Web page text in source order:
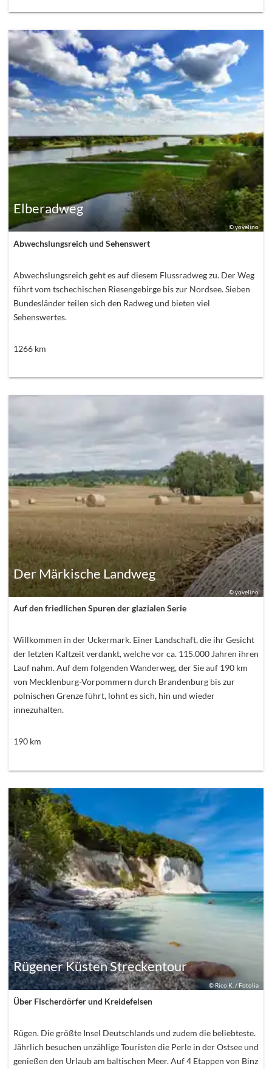
©yovelino
Elberadweg
Abwechslungsreich und Sehenswert
Abwechslungsreich geht es auf diesem Flussradweg zu. Der Weg
führt vom tschechischen Riesengebirge bis zur Nordsee. Sieben
Bundesländer teilen sich den Radweg und bieten viel
Sehenswertes.
1266km
©yovelino
Der Märkische Landweg
Auf den friedlichen Spuren der glazialen Serie
Willkommen in der Uckermark. Einer Landschaft, die ihr Gesicht
der letzten Kaltzeit verdankt, welche vor ca. 115.000 Jahren ihren
Lauf nahm. Auf dem folgenden Wanderweg, der Sie auf 190 km
von Mecklenburg-Vorpommern durch Brandenburg bis zur
polnischen Grenze führt, lohnt es sich, hin und wieder
innezuhalten.
190km
© Rico K. / Fotolia
Rügener Küsten Streckentour
Über Fischerdörfer und Kreidefelsen
Rügen. Die größte Insel Deutschlands und zudem die beliebteste.
Jährlich besuchen unzählige Touristen die Perle in der Ostsee und
genießen den Urlaub am baltischen Meer. Auf 4 Etappen von Binz